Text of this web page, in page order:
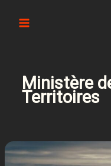
Ministère
Territoires